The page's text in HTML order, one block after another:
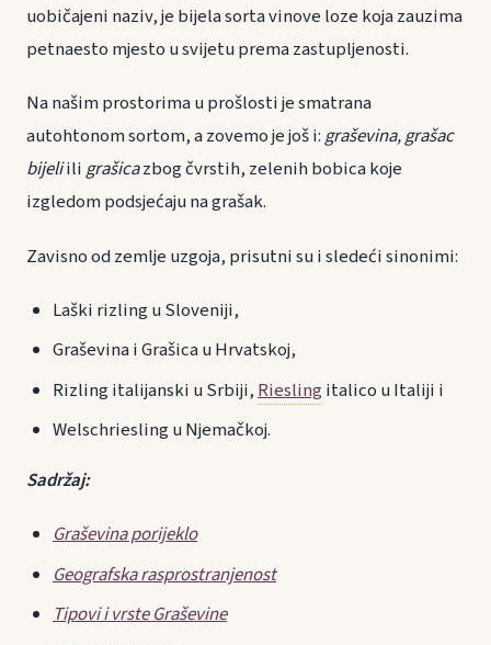
uobičajeni naziv, je bijela sorta vinove loze koja zauzima
petnaesto mjesto u svijetu prema zastupljenosti.
Na našim prostorima u prošlosti je smatrana
autohtonom sortom, a zovemo je još i:graševina, grašac
bijeliiligrašicazbog čvrstih, zelenih bobica koje
izgledom podsjećaju na grašak.
Zavisno od zemlje uzgoja, prisutni su i sledeći sinonimi:
Laški rizling u Sloveniji,
Graševina i Grašica u Hrvatskoj,
Rizling italijanski u Srbiji, Riesling italico u Italiji i
Welschriesling u Njemačkoj.
Sadržaj:
Graševina porijeklo
Geografska rasprostranjenost
Tipovi i vrste Graševine